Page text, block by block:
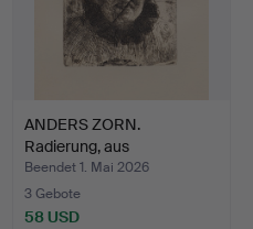
ANDERS ZORN.
Radierung, aus
geschreddertem…
Beendet 1. Mai 2026
3 Gebote
58 USD